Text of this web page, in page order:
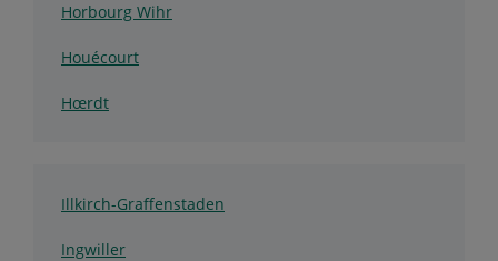
Horbourg Wihr
Houécourt
Hœrdt
Illkirch-Graffenstaden
Ingwiller